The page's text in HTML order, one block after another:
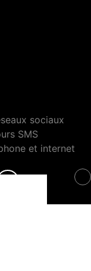
sociaux
SMS
et internet